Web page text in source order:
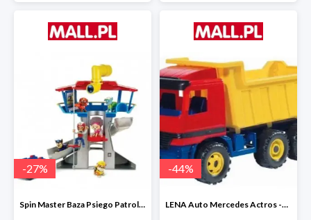
-27%
Spin Master Baza Psiego Patrolu -27%
-44%
LENA Auto Mercedes Actros -43%